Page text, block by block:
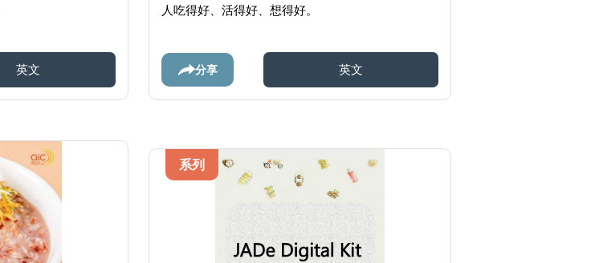
英文
人吃得好、活得好、想得好。
分享 英文
系列